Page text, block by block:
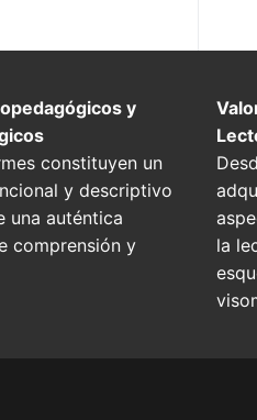
y
constituyen un
y descriptivo
una auténtica
comprensión y
la